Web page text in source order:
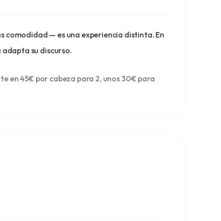
comodidad — es una experiencia distinta. En
su discurso.
en 45€ por cabeza para 2, unos 30€ para